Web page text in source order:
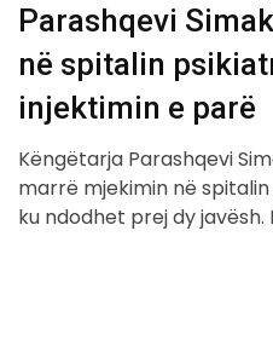
Parashqevi
në spitalin
injektimin e parë
Këngëtarja Parashqevi
marrë mjekimin në
ku ndodhet prej dy javësh.